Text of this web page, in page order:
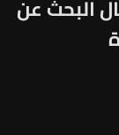
البحث عن